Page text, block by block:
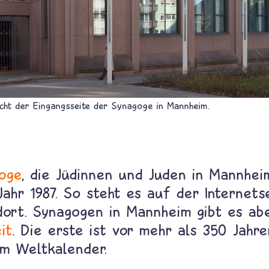
der Eingangsseite der Synagoge in Mannheim.
, die Jüdinnen und Juden in
1987. So steht es auf der
Synagogen in Mannheim gibt es
. Die erste ist vor mehr als 350
Weltkalender.